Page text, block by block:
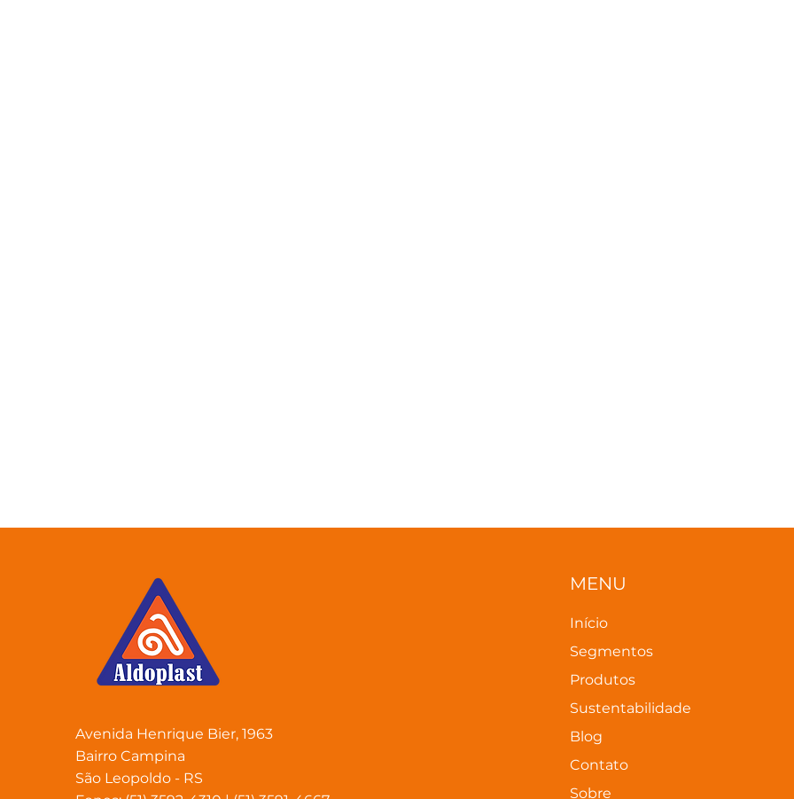
Avenida Henrique Bier, 1963
Bairro Campina
São Leopoldo - RS
MENU
Início
Segmentos
Produtos
Sustentabilidade
Blog
Contato
Sobre